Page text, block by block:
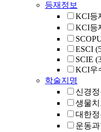
등재정보
KCI등
KCI등
ESCI
SCIE
KCI우
학술지명
신경
생물
대한정
운동